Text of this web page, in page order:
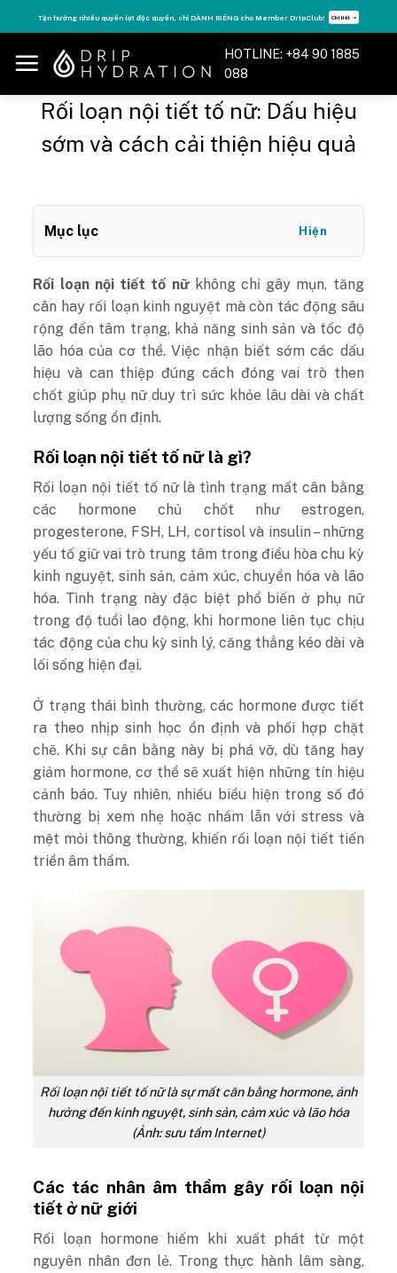
to
content
Tận hưởng nhiều quyền lợi độc quyền, chỉ DÀNH RIÊNG cho Member DripClub! Chi tiết ➝
HOTLINE: +84 90 1885
088
Rối loạn nội tiết tố nữ: Dấu hiệu
sớm và cách cải thiện hiệu quả
Mục lục Hiện
Rối loạn nội tiết tố nữkhông chỉ gây mụn, tăng
cân hay rối loạn kinh nguyệt mà còn tác động sâu
rộng đến tâm trạng, khả năng sinh sản và tốc độ
lão hóa của cơ thể. Việc nhận biết sớm các dấu
hiệu và can thiệp đúng cách đóng vai trò then
chốt giúp phụ nữ duy trì sức khỏe lâu dài và chất
lượng sống ổn định.
Rối loạn nội tiết tố nữ là gì?
Rối loạn nội tiết tố nữ là tình trạng mất cân bằng
các hormone chủ chốt như estrogen,
progesterone, FSH, LH, cortisol và insulin – những
yếu tố giữ vai trò trung tâm trong điều hòa chu kỳ
kinh nguyệt, sinh sản, cảm xúc, chuyển hóa và lão
hóa. Tình trạng này đặc biệt phổ biến ở phụ nữ
trong độ tuổi lao động, khi hormone liên tục chịu
tác động của chu kỳ sinh lý, căng thẳng kéo dài và
lối sống hiện đại.
Ở trạng thái bình thường, các hormone được tiết
ra theo nhịp sinh học ổn định và phối hợp chặt
chẽ. Khi sự cân bằng này bị phá vỡ, dù tăng hay
giảm hormone, cơ thể sẽ xuất hiện những tín hiệu
cảnh báo. Tuy nhiên, nhiều biểu hiện trong số đó
thường bị xem nhẹ hoặc nhầm lẫn với stress và
mệt mỏi thông thường, khiến rối loạn nội tiết tiến
triển âm thầm.
Rối loạn nội tiết tố nữ là sự mất cân bằng hormone, ảnh
hưởng đến kinh nguyệt, sinh sản, cảm xúc và lão hóa
(Ảnh: sưu tầm Internet)
Các tác nhân âm thầm gây rối loạn nội
tiết ở nữ giới
Rối loạn hormone hiếm khi xuất phát từ một
nguyên nhân đơn lẻ. Trong thực hành lâm sàng,